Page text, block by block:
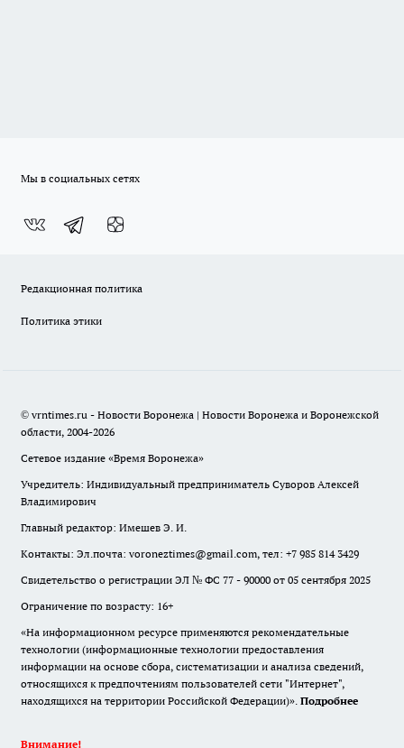
Мы в социальных сетях
Редакционная политика
Политика этики
© vrntimes.ru - Новости Воронежа | Новости Воронежа и Воронежской
области, 2004-2026
Сетевое издание «Время Воронежа»
Учредитель: Индивидуальный предприниматель Суворов Алексей
Владимирович
Главный редактор: Имешев Э. И.
Контакты: Эл.почта: voroneztimes@gmail.com, тел: +7 985 814 3429
Свидетельство о регистрации ЭЛ № ФС 77 - 90000 от 05 сентября 2025
Ограничение по возрасту: 16+
«На информационном ресурсе применяются рекомендательные
технологии (информационные технологии предоставления
информации на основе сбора, систематизации и анализа сведений,
относящихся к предпочтениям пользователей сети "Интернет",
находящихся на территории Российской Федерации)». Подробнее
Внимание!